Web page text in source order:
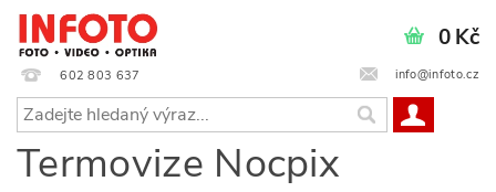
602 803 637 info@infoto.cz
0 Kč
Termovize Nocpix